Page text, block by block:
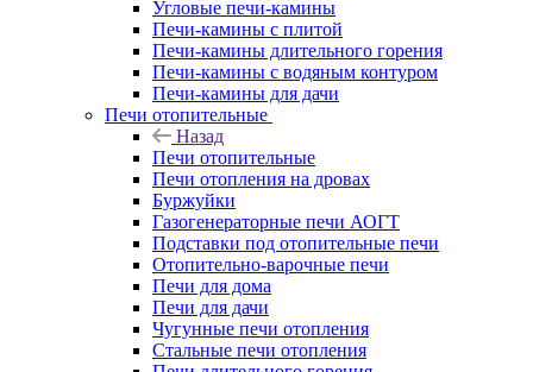
Угловые печи-камины
Печи-камины с плитой
Печи-камины длительного горения
Печи-камины с водяным контуром
Печи-камины для дачи
Печи отопительные
Назад
Печи отопительные
Печи отопления на дровах
Буржуйки
Газогенераторные печи АОГТ
Подставки под отопительные печи
Отопительно-варочные печи
Печи для дома
Печи для дачи
Чугунные печи отопления
Стальные печи отопления